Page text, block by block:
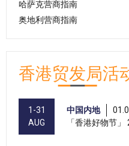
哈萨克营商指南
奥地利营商指南
香港贸发局活
1-31
AUG
中国内地
「香港好物节」